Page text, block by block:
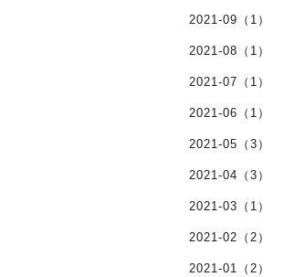
2021-09（1）
2021-08（1）
2021-07（1）
2021-06（1）
2021-05（3）
2021-04（3）
2021-03（1）
2021-02（2）
2021-01（2）